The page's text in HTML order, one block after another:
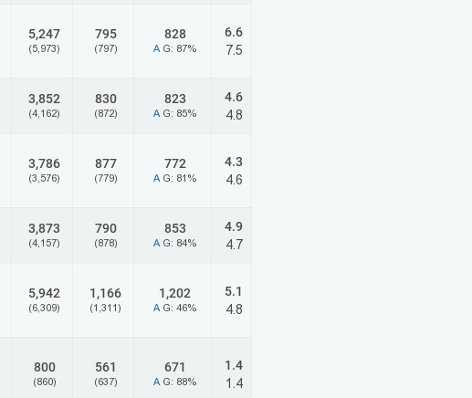
5,247
(5,973)
795
(797)
828
A G: 87%
6.6
7.5
3,852
(4,162)
830
(872)
823
A G: 85%
4.6
4.8
3,786
(3,576)
877
(779)
772
A G: 81%
4.3
4.6
3,873
(4,157)
790
(878)
853
A G: 84%
4.9
4.7
5,942
(6,309)
1,166
(1,311)
1,202
A G: 46%
5.1
4.8
800
(860)
561
(637)
671
A G: 88%
1.4
1.4